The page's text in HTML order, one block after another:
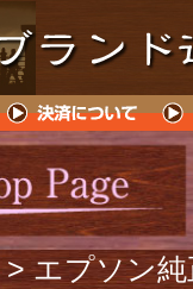
> エプソン